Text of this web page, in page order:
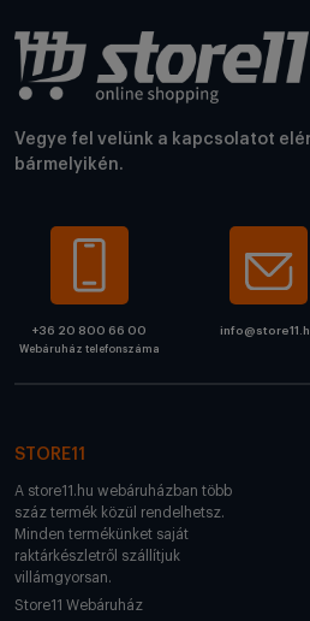
Vegye fel velünk a kapcsolatot
bármelyikén.
+36 20 800 66 00
Webáruház telefonszáma
STORE11
A store11.hu webáruházban több
száz termék közül rendelhetsz.
Minden termékünket saját
raktárkészletről szállítjuk
villámgyorsan.
Store11 Webáruház